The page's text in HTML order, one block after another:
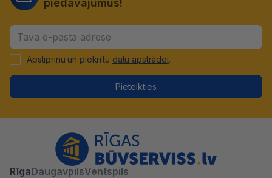
piedāvājumus!
Apstiprinu un piekrītu datu apstrādei.
Pieteikties
RīgaDaugavpilsVentspils